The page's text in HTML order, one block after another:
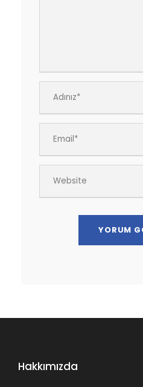
Hakkımızda